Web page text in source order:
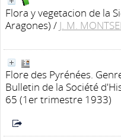
Flora y vegetacion de la
Aragones) / J. M.
Flore des Pyrénées.
Bulletin de la Société
65 (1er trimestre 1933)